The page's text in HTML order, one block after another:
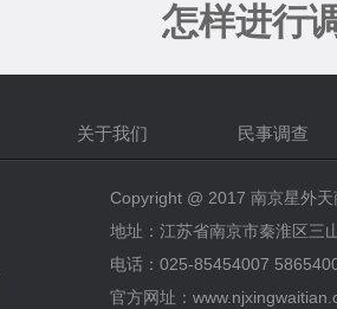
怎样进行
关于我们 民事调查
Copyright @ 2017 南京星外
地址：江苏省南京市秦淮区
电话：025-85454007
官方网址：